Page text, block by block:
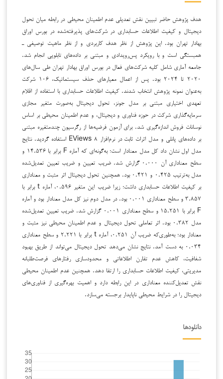
هدف پژوهش حاضر تبیین نقش تعدیلی عدم اطمینان محیطی در رابطه میان تحول
دیجیتال و کیفیت اطلاعات حسابداری در شرکت‌های پذیرفته‌شده در بورس اوراق
بهادار تهران بود. این پژوهش از نظر هدف کاربردی و از نظر ماهیت توصیفی ـ
همبستگی است و با رویکرد پس‌رویدادی و مبتنی بر داده‌های تابلویی انجام شد.
جامعه آماری شامل کلیه شرکت‌های فعال در بورس اوراق بهادار تهران طی سال‌های
۲۰۲۰ تا ۲۰۲۴ بود. پس از اعمال معیارهای حذف سیستماتیک، ۱۰۶ شرکت
به‌عنوان نمونه پژوهش انتخاب شدند. کیفیت اطلاعات حسابداری با استفاده از اقلام
تعهدی اختیاری مبتنی بر مدل جونز، تحول دیجیتال به‌صورت متغیر مجازی
سرمایه‌گذاری شرکت در حوزه فناوری و دیجیتال، و عدم اطمینان محیطی بر اساس
نوسانات فروش اندازه‌گیری شد. برای آزمون فرضیه‌ها از رگرسیون چندمتغیره مبتنی
بر داده‌های پانلی و مدل اثرات ثابت در نرم‌افزار EViews ۸ استفاده گردید. نتایج
مدل اول نشان داد کل مدل معنادار است؛ به‌گونه‌ای که آماره F برابر با ۱۴.۵۳۶ و
سطح معناداری آن ۰.۰۰۰ گزارش شد. ضریب تعیین و ضریب تعیین تعدیل‌شده
مدل به‌ترتیب ۰.۴۲۵ و ۰.۴۲۱ بود. همچنین تحول دیجیتال اثر مثبت و معناداری
بر کیفیت اطلاعات حسابداری داشت؛ زیرا ضریب این متغیر ۰.۵۹۶، آماره t برابر با
۳.۸۵۷ و سطح معناداری ۰.۰۰۱ بود. در مدل دوم نیز کل مدل معنادار بود و آماره
F برابر با ۱۵.۲۵۱ و سطح معناداری ۰.۰۰۱ گزارش شد. ضریب تعیین تعدیل‌شده
مدل ۰.۳۸۲ بود. اثر تعاملی تحول دیجیتال و عدم اطمینان محیطی نیز مثبت و
معنادار بود؛ به‌طوری‌که ضریب آن ۰.۲۵۱، آماره t برابر با ۲.۲۲۱ و سطح معناداری
۰.۰۳۴ به دست آمد. نتایج نشان می‌دهد تحول دیجیتال می‌تواند از طریق بهبود
شفافیت، کاهش عدم تقارن اطلاعاتی و محدودسازی رفتارهای فرصت‌طلبانه
مدیریتی، کیفیت اطلاعات حسابداری را ارتقا دهد. همچنین عدم اطمینان محیطی
نقش تعدیل‌کننده معناداری در این رابطه دارد و اهمیت بهره‌گیری از فناوری‌های
دیجیتال را در شرایط محیطی ناپایدار برجسته می‌سازد.
دانلودها